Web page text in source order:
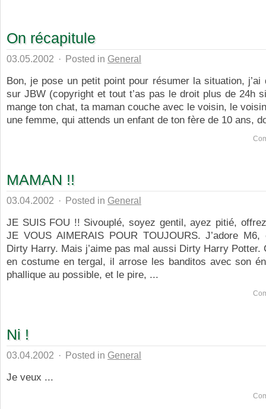
On récapitule
03.05.2002 · Posted in General
Bon, je pose un petit point pour résumer la situation, j’ai
sur JBW (copyright et tout t’as pas le droit plus de 24h
mange ton chat, ta maman couche avec le voisin, le
une femme, qui attends un enfant de ton fère de 10 ans,
MAMAN !!
03.04.2002 · Posted in General
JE SUIS FOU !! Sivouplé, soyez gentil, ayez pitié,
JE VOUS AIMERAIS POUR TOUJOURS. J’adore M6,
Dirty Harry. Mais j’aime pas mal aussi Dirty Harry Potter.
en costume en tergal, il arrose les banditos avec son
phallique au possible, et le pire, ...
Ni !
03.04.2002 · Posted in General
Je veux ...